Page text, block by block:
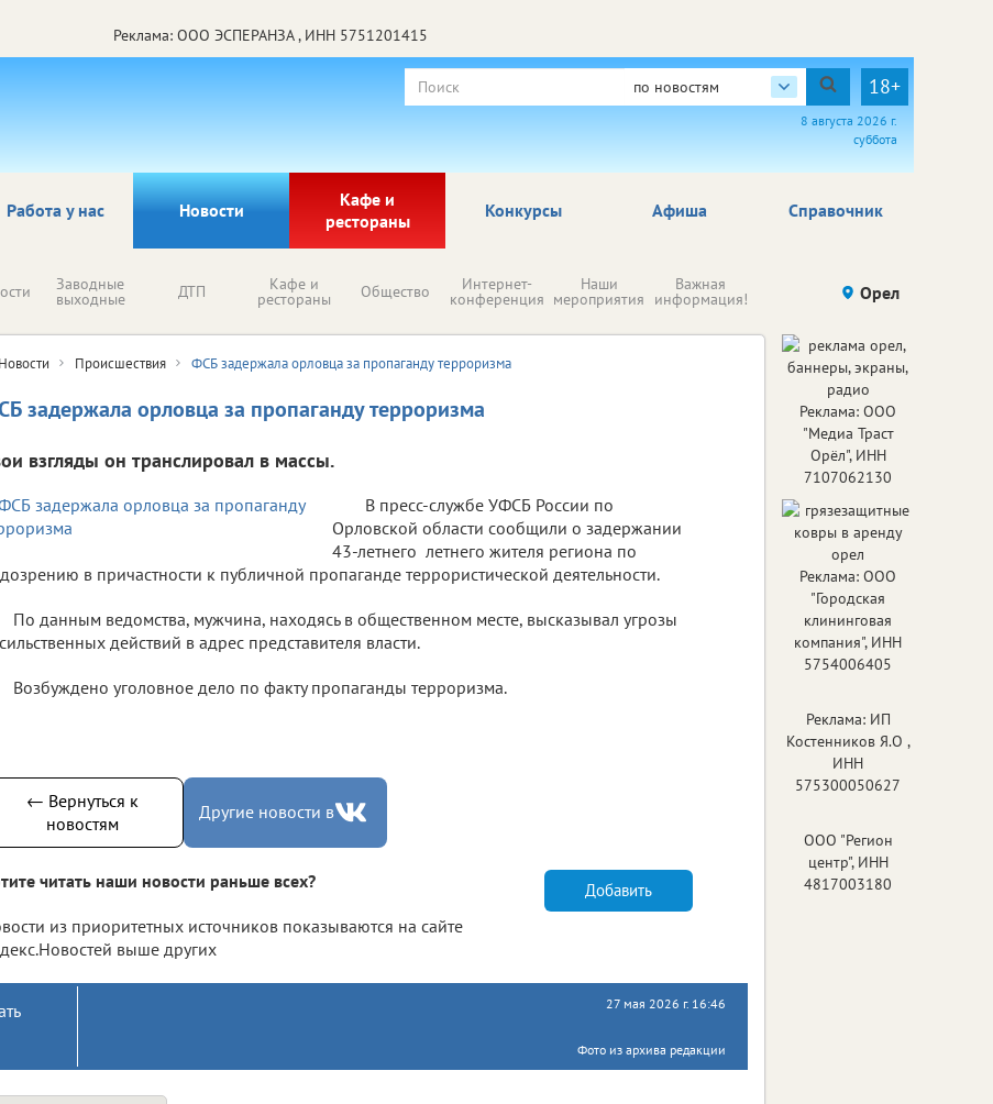
Реклама: ООО ЭСПЕРАНЗА , ИНН 5751201415
по новостям 18+
8 августа 2026 г.
суббота
Работа у нас Новости
Кафе и
рестораны
Афиша Справочник
Конкурсы
Заводные
выходные ДТП Кафе и
рестораны Общество Интернет-
конференция
Наши
мероприятия
Важная
информация! Происшествия Здоровье
Орел
Новости Происшествия ФСБ задержала орловца за пропаганду терроризма
задержала орловца за пропаганду терроризма
взгляды он транслировал в массы.
В пресс-службе УФСБ России по
Орловской области сообщили о задержании
43-летнего летнего жителя региона по
в причастности к публичной пропаганде террористической деятельности.
По данным ведомства, мужчина, находясь в общественном месте, высказывал угрозы
действий в адрес представителя власти.
Возбуждено уголовное дело по факту пропаганды терроризма.
← Вернуться к
новостям
Другие новости в
читать наши новости раньше всех?
из приоритетных источников показываются на сайте
выше других
Добавить
27 мая 2026 г. 16:46
Фото из архива редакции
Реклама: ООО
"Медиа Траст
Орёл", ИНН
7107062130
Реклама: ООО
"Городская
клининговая
компания", ИНН
5754006405
Реклама: ИП
Костенников Я.О ,
ИНН
575300050627
ООО "Регион
центр", ИНН
4817003180